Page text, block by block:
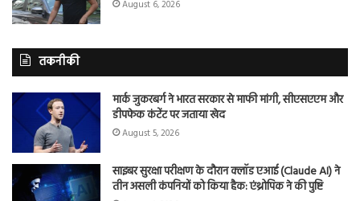
August 6, 2026
तकनीकी
मार्क जुकरबर्ग ने भारत सरकार से माफी मांगी, सीएसएएम और
डीपफेक कंटेंट पर जताया खेद
August 5, 2026
साइबर सुरक्षा परीक्षण के दौरान क्लॉड एआई (Claude AI) ने
तीन असली कंपनियों को किया हैक: एंथ्रोपिक ने की पुष्टि